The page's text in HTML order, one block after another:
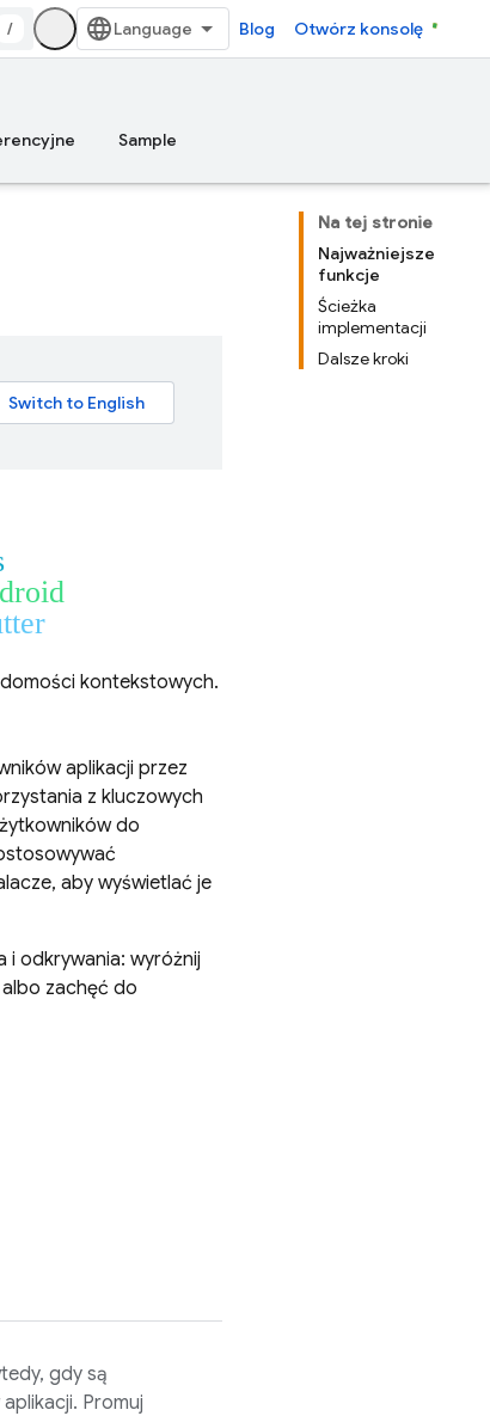
/ Blog Otwórz konsolę
Sample
Na tej stronie
Najważniejsze
funkcje
Ścieżka
implementacji
Dalsze kroki
kontekstowych.
aplikacji przez
z kluczowych
do
aby wyświetlać je
i odkrywania: wyróżnij
zachęć do
gdy są
Promuj